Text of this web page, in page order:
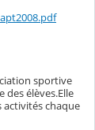
sportive
des élèves.Elle
activités chaque